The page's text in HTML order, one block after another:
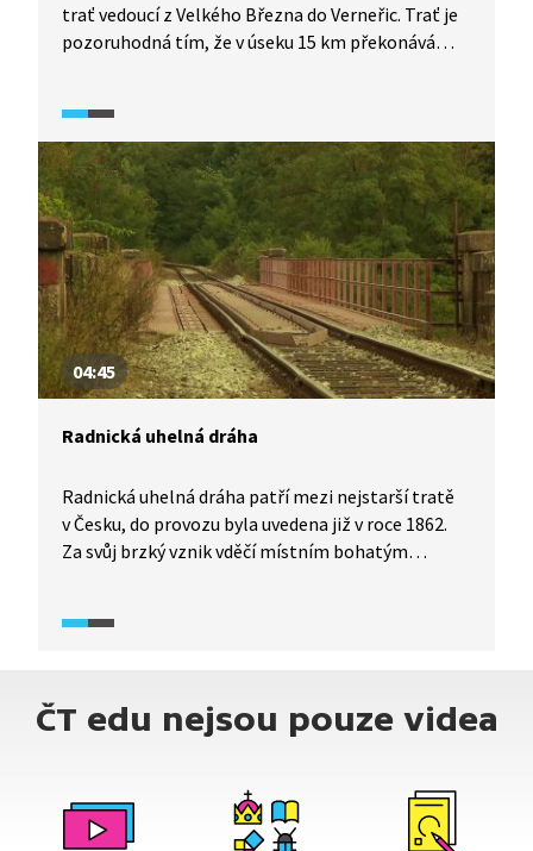
trať vedoucí z Velkého Března do Verneřic. Trať je
pozoruhodná tím, že v úseku 15 km překonává
či potravin, ale také osobní doprava. Po odsunu
německého obyvatelstva na konci 2. světové války
výrazně klesl objem přepravy, proto byl roku 1978
provoz na dráze ukončen. Díky snaze místních
obyvatel o obnovu provozu je železnice od roku
2010 znovu využívána.
04:45
Radnická uhelná dráha
Radnická uhelná dráha patří mezi nejstarší tratě
v Česku, do provozu byla uvedena již v roce 1862.
Za svůj brzký vznik vděčí místním bohatým
navrhl Gustav Eiffel. Ve videu se mimo jiné
ČT edu nejsou pouze videa